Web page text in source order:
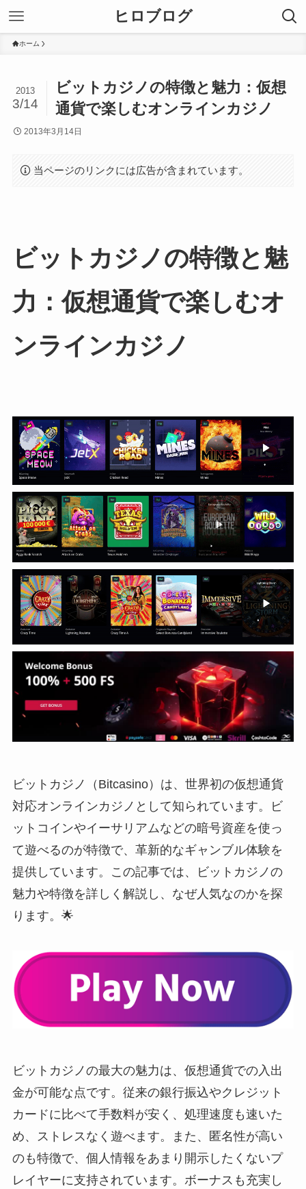
ヒロブログ
ホーム
ビットカジノの特徴と魅力：仮想
通貨で楽しむオンラインカジノ
2013
3/14
2013年3月14日
当ページのリンクには広告が含まれています。
ビットカジノの特徴と魅
力：仮想通貨で楽しむオ
ンラインカジノ
ビットカジノ（Bitcasino）は、世界初の仮想通貨
対応オンラインカジノとして知られています。ビ
ットコインやイーサリアムなどの暗号資産を使っ
て遊べるのが特徴で、革新的なギャンブル体験を
提供しています。この記事では、ビットカジノの
魅力や特徴を詳しく解説し、なぜ人気なのかを探
ります。🌟
ビットカジノの最大の魅力は、仮想通貨での入出
金が可能な点です。従来の銀行振込やクレジット
カードに比べて手数料が安く、処理速度も速いた
め、ストレスなく遊べます。また、匿名性が高い
のも特徴で、個人情報をあまり開示したくないプ
レイヤーに支持されています。ボーナスも充実し